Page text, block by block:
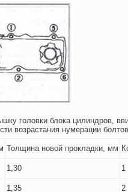
головки блока цилиндров,
возрастания нумерации болтов
Толщина новой прокладки, мм
1,30 1
1,35 2